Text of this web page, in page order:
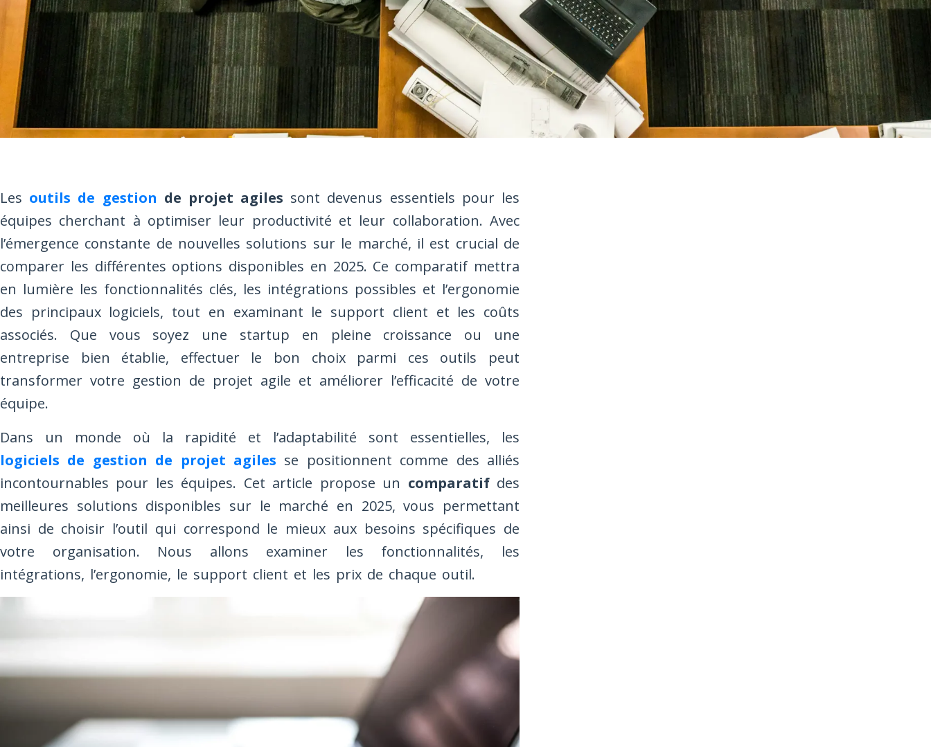
Les outils de gestion de projet agiles sont devenus essentiels pour les
équipes cherchant à optimiser leur productivité et leur collaboration. Avec
l’émergence constante de nouvelles solutions sur le marché, il est crucial de
comparer les différentes options disponibles en 2025. Ce comparatif mettra
en lumière les fonctionnalités clés, les intégrations possibles et l’ergonomie
des principaux logiciels, tout en examinant le support client et les coûts
associés. Que vous soyez une startup en pleine croissance ou une
entreprise bien établie, effectuer le bon choix parmi ces outils peut
transformer votre gestion de projet agile et améliorer l’efficacité de votre
équipe.
Dans un monde où la rapidité et l’adaptabilité sont essentielles, les
logiciels de gestion de projet agiles se positionnent comme des alliés
incontournables pour les équipes. Cet article propose un comparatifdes
meilleures solutions disponibles sur le marché en 2025, vous permettant
ainsi de choisir l’outil qui correspond le mieux aux besoins spécifiques de
votre organisation. Nous allons examiner les fonctionnalités, les
intégrations, l’ergonomie, le support client et les prix de chaque outil.